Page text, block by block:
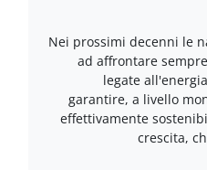
Nei prossimi decenni le
ad affrontare
legate
garantire, a livello
effettivamente
crescita,